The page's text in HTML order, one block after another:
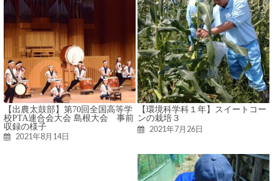
【出農太鼓部】第70回全国高等学
校PTA連合会大会 島根大会 事前
収録の様子
2021年8月14日
【環境科学科１年】スイートコー
ンの栽培３
2021年7月26日